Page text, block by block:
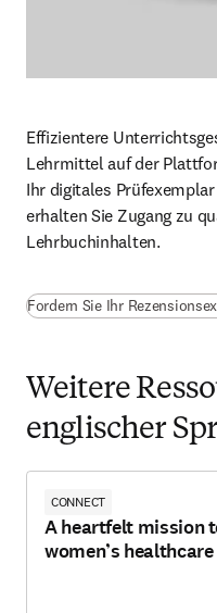
Effizientere
Lehrmittel auf der
Ihr digitales
erhalten Sie Zugang zu
Lehrbuchinhalten.
Fordern Sie Ihr
Weitere
englischer
CONNECT
A heartfelt mission
women’s healthcare